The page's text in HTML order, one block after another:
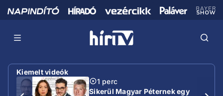
Kiemelt videók
1 perc
Sikerül Magyar Péternek egy